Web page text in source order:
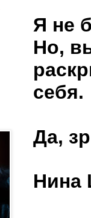
Я не
Но,
себя.
Да,
Нина